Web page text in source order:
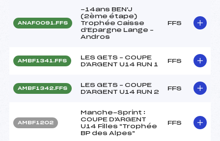
ANAF0091.FFS
-14ans BEN'J
(2ème étape)
Trophée Caisse
d'Epargne Lange –
Andros
FFS
AMBF1341.FFS
LES GETS – COUPE
D'ARGENT U14 RUN 1
FFS
AMBF1342.FFS
LES GETS – COUPE
D'ARGENT U14 RUN 2
FFS
AMBF1202
Manche-Sprint :
COUPE D'ARGENT
U14 Filles "Trophée
BP des Alpes"
FFS